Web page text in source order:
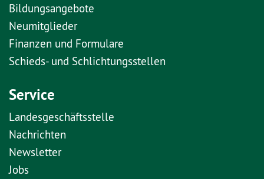
Bildungsangebote
Neumitglieder
Finanzen und Formulare
Schieds- und Schlichtungsstellen
Service
Landesgeschäftsstelle
Nachrichten
Newsletter
Jobs